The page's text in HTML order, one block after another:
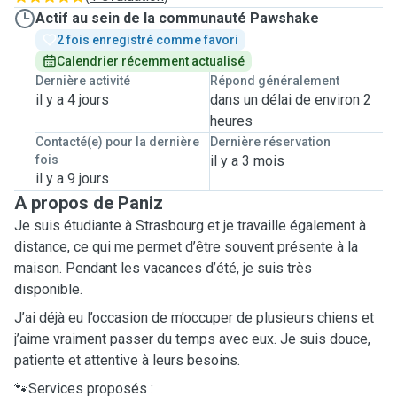
Actif au sein de la communauté Pawshake
2 fois enregistré comme favori
Calendrier récemment actualisé
Dernière activité
il y a 4 jours
Répond généralement
dans un délai de environ 2
heures
Contacté(e) pour la dernière
fois
il y a 9 jours
Dernière réservation
il y a 3 mois
A propos de Paniz
Je suis étudiante à Strasbourg et je travaille également à
distance, ce qui me permet d’être souvent présente à la
maison. Pendant les vacances d’été, je suis très
disponible.
J’ai déjà eu l’occasion de m’occuper de plusieurs chiens et
j’aime vraiment passer du temps avec eux. Je suis douce,
patiente et attentive à leurs besoins.
🐾Services proposés :